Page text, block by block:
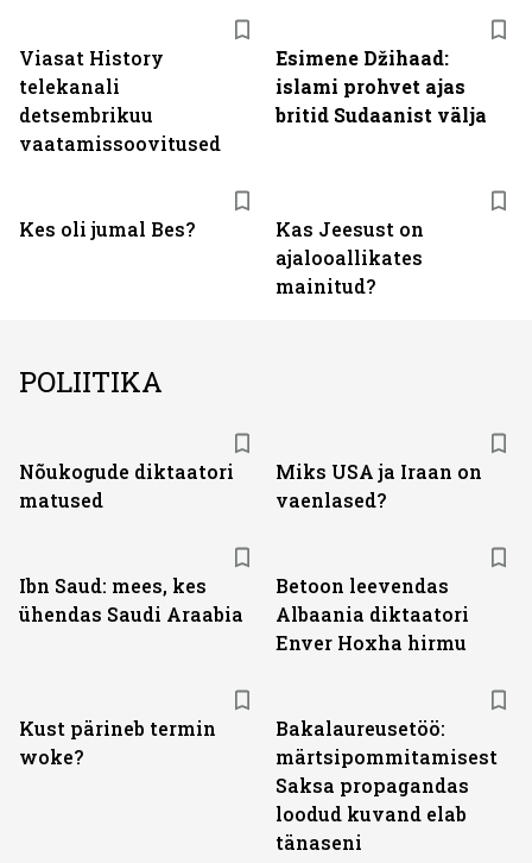
Viasat History
telekanali
detsembrikuu
vaatamissoovitused
Esimene Džihaad:
islami prohvet ajas
britid Sudaanist välja
Kes oli jumal Bes?
Kas Jeesust on
ajalooallikates
mainitud?
POLIITIKA
Nõukogude diktaatori
matused
Miks USA ja Iraan on
vaenlased?
Ibn Saud: mees, kes
ühendas Saudi Araabia
Betoon leevendas
Albaania diktaatori
Enver Hoxha hirmu
Kust pärineb termin
woke?
Bakalaureusetöö:
märtsipommitamisest
Saksa propagandas
loodud kuvand elab
tänaseni